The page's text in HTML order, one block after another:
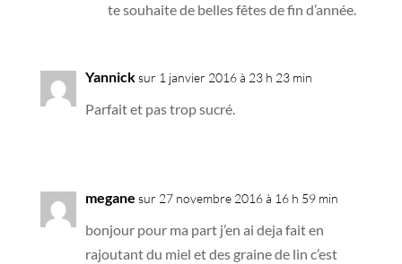
te souhaite de belles fêtes de fin d’année.
Yannicksur 1 janvier 2016 à 23 h 23 min
Parfait et pas trop sucré.
megane sur 27 novembre 2016 à 16 h 59 min
bonjour pour ma part j’en ai deja fait en
rajoutant du miel et des graine de lin c’est